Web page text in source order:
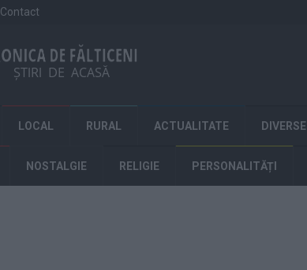
Contact
LOCAL RURAL ACTUALITATE DIVERSE
NOSTALGIE RELIGIE PERSONALITĂȚI